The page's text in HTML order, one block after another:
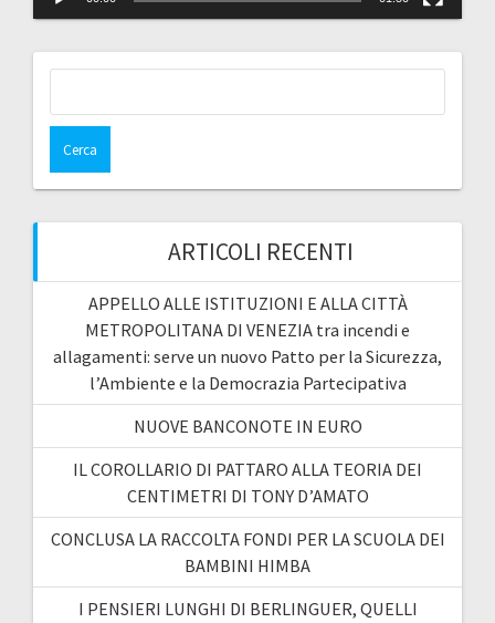
ARTICOLI RECENTI
APPELLO ALLE ISTITUZIONI E ALLA CITTÀ
METROPOLITANA DI VENEZIA tra incendi e
allagamenti: serve un nuovo Patto per la Sicurezza,
l’Ambiente e la Democrazia Partecipativa
NUOVE BANCONOTE IN EURO
IL COROLLARIO DI PATTARO ALLA TEORIA DEI
CENTIMETRI DI TONY D’AMATO
CONCLUSA LA RACCOLTA FONDI PER LA SCUOLA DEI
BAMBINI HIMBA
I PENSIERI LUNGHI DI BERLINGUER, QUELLI